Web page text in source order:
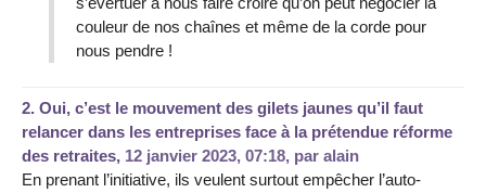
couleur de nos chaînes et même de la corde pour
nous pendre !
2. Oui, c’est le mouvement des gilets jaunes qu’il faut
relancer dans les entreprises face à la prétendue réforme
des retraites, 12 janvier 2023, 07:18, par alain
En prenant l’initiative, ils veulent surtout empêcher l’auto-